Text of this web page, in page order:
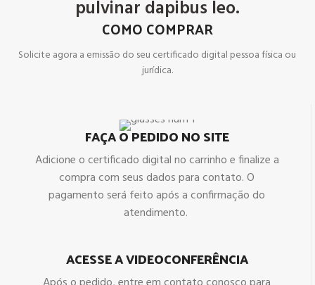
pulvinar dapibus leo.
COMO COMPRAR
Solicite agora a emissão do seu certificado digital pessoa física ou
jurídica.
FAÇA O PEDIDO NO SITE
Adicione o certificado digital no carrinho e finalize a
compra com seus dados para contato. O
pagamento será feito após a confirmação do
atendimento.
ACESSE A VIDEOCONFERÊNCIA